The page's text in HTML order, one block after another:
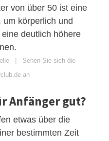
von über 50 ist eine
körperlich und
deutlich höhere
| Sehen Sie sich die
an
Anfänger gut?
etwas über die
bestimmten Zeit